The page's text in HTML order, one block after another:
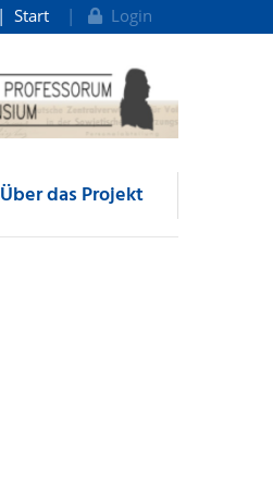
Start Login
Über das Projekt